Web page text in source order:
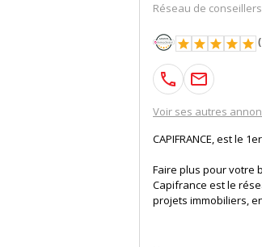
Réseau de
(
Voir ses autres
CAPIFRANCE, est le
Faire plus pour votre
Capifrance est le
projets immobiliers,